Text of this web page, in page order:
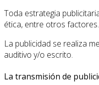
Toda estrategia
ética, entre otros factores.
La publicidad se realiza
auditivo y/o escrito.
La transmisión de